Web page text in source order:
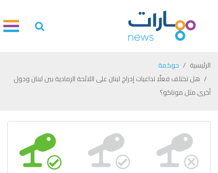
الرئيسية
حوكمة
هل تختلف فعلًا تداعيات إدراج لبنان على اللائحة الرمادية بين لبنان ودول
أخرى مثل موناكو؟